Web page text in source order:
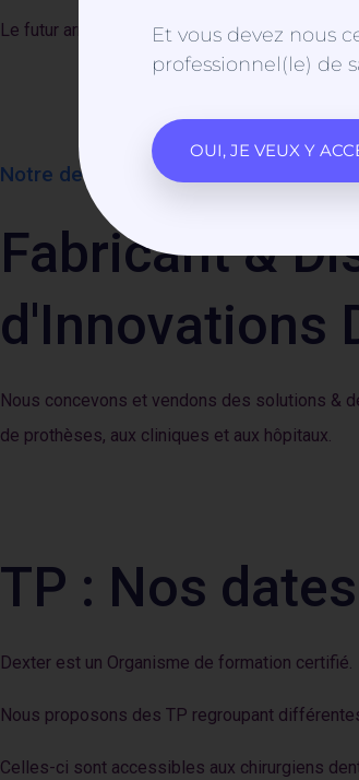
Le futur arrive très vite. Découvrez «
Notre devise est "Vecteur de progrès".
Fabricant &
d'Innovations
Nous concevons et vendons des solutions &
de prothèses, aux cliniques et aux hôpitaux.
TP : Nos
Dexter est un Organisme de formation certifié.
Nous proposons des TP regroupant
Celles-ci sont accessibles aux chirurgiens
Et vous devez nous
professionnel(le) de
OUI, JE VEUX Y